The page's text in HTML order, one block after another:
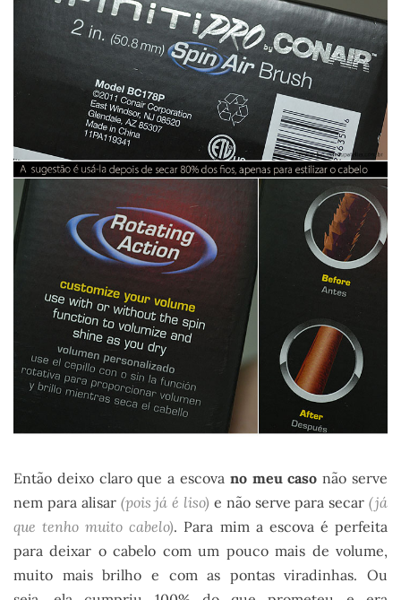
Então deixo claro que a escova no meu caso não serve
nem para alisar (pois já é liso) e não serve para secar (já
que tenho muito cabelo). Para mim a escova é perfeita
para deixar o cabelo com um pouco mais de volume,
muito mais brilho e com as pontas viradinhas. Ou